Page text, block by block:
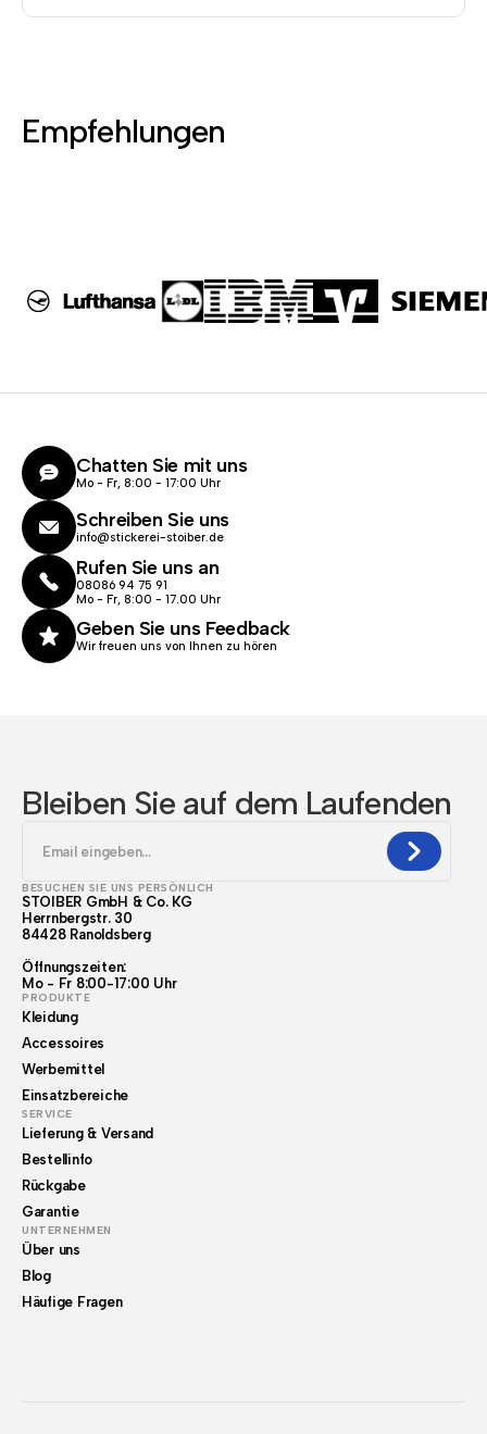
Empfehlungen
Chatten Sie mit uns
Mo - Fr, 8:00 - 17:00 Uhr
Schreiben Sie uns
info@stickerei-stoiber.de
Rufen Sie uns an
08086 94 75 91
Mo - Fr, 8:00 - 17.00 Uhr
Geben Sie uns Feedback
Wir freuen uns von Ihnen zu hören
Bleiben Sie auf dem Laufenden
BESUCHEN SIE UNS PERSÖNLICH
STOIBER GmbH & Co. KG
Herrnbergstr. 30
84428 Ranoldsberg
Öffnungszeiten:
Mo - Fr 8:00-17:00 Uhr
PRODUKTE
Kleidung
Accessoires
Werbemittel
Einsatzbereiche
SERVICE
Lieferung & Versand
Bestellinfo
Rückgabe
Garantie
UNTERNEHMEN
Über uns
Blog
Häufige Fragen